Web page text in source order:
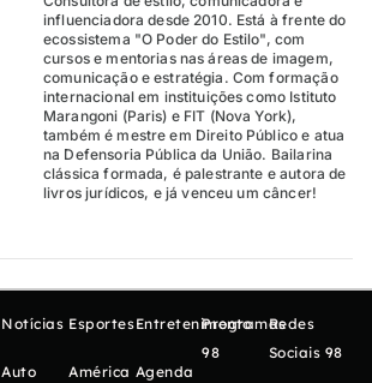
influenciadora desde 2010. Está à frente do
ecossistema "O Poder do Estilo", com
cursos e mentorias nas áreas de imagem,
comunicação e estratégia. Com formação
internacional em instituições como Istituto
Marangoni (Paris) e FIT (Nova York),
também é mestre em Direito Público e atua
na Defensoria Pública da União. Bailarina
clássica formada, é palestrante e autora de
livros jurídicos, e já venceu um câncer!
Notícias
Auto
Esportes
América
Entretenimento
Agenda
Programas
98
Redes
Sociais 98